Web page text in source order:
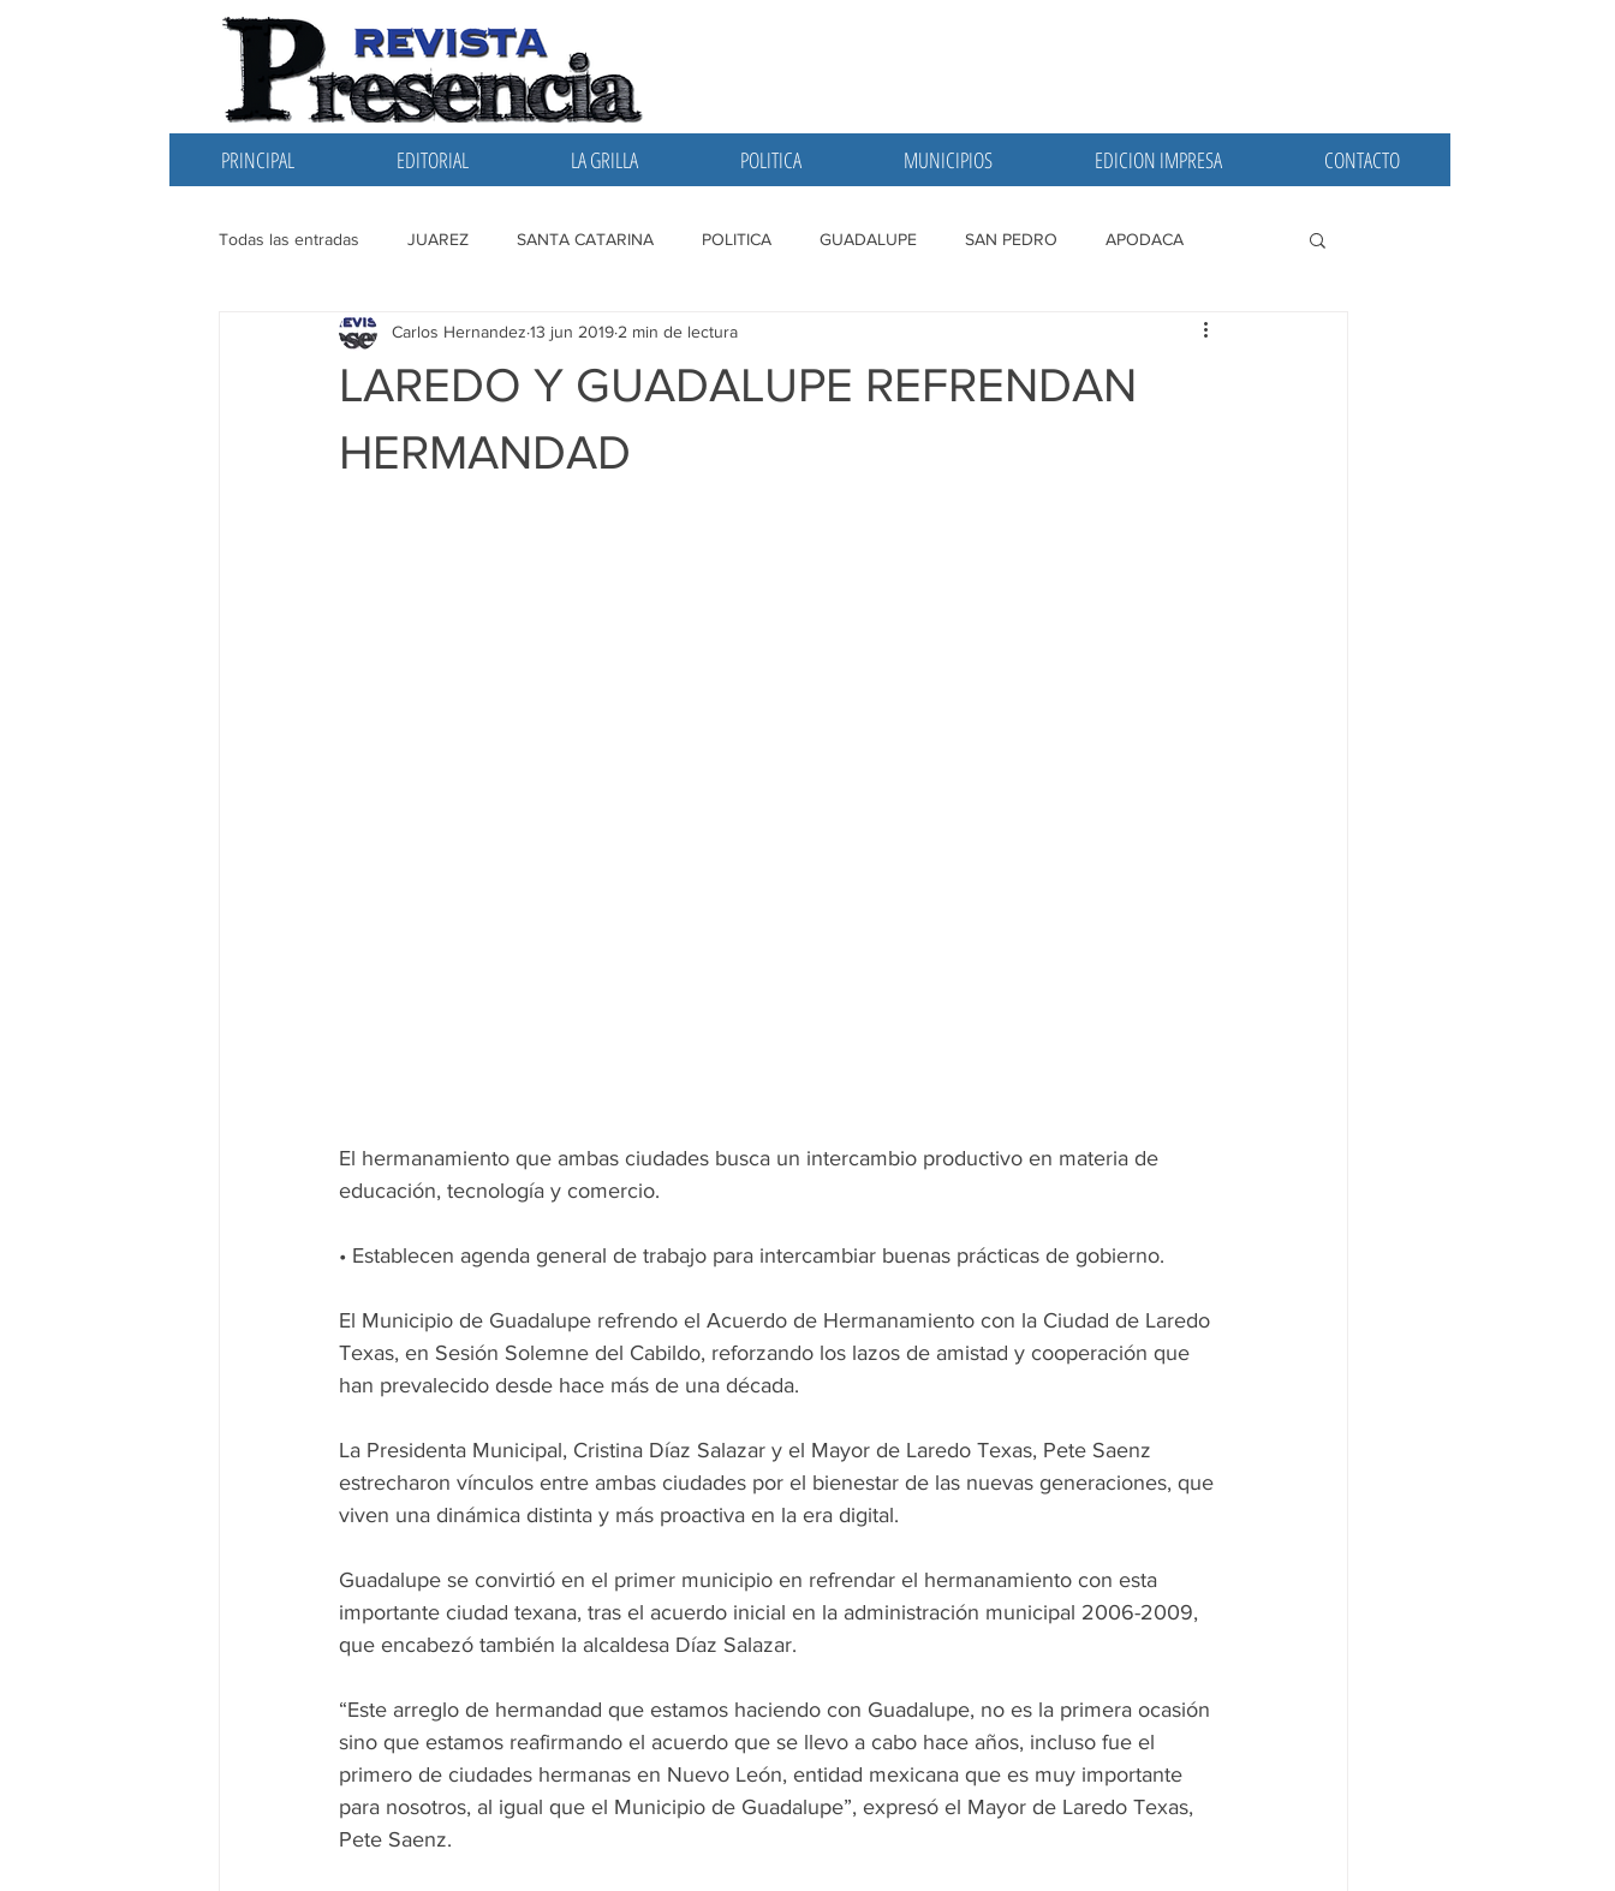
PRINCIPAL EDITORIAL LA GRILLA POLITICA MUNICIPIOS EDICION IMPRESA CONTACTO
Todas las entradas JUAREZ SANTA CATARINA POLITICA GUADALUPE SAN PEDRO APODACA
EDITORIAL SANTIAGO LA GRILLA SAN NICOLAS
LAREDO Y GUADALUPE REFRENDAN
HERMANDAD
Carlos Hernandez 13 jun 2019 2 min de lectura
El hermanamiento que ambas ciudades busca un intercambio productivo en materia de
educación, tecnología y comercio.
• Establecen agenda general de trabajo para intercambiar buenas prácticas de gobierno.
El Municipio de Guadalupe refrendo el Acuerdo de Hermanamiento con la Ciudad de Laredo
Texas, en Sesión Solemne del Cabildo, reforzando los lazos de amistad y cooperación que
han prevalecido desde hace más de una década.
La Presidenta Municipal, Cristina Díaz Salazar y el Mayor de Laredo Texas, Pete Saenz
estrecharon vínculos entre ambas ciudades por el bienestar de las nuevas generaciones, que
viven una dinámica distinta y más proactiva en la era digital.
Guadalupe se convirtió en el primer municipio en refrendar el hermanamiento con esta
importante ciudad texana, tras el acuerdo inicial en la administración municipal 2006-2009,
que encabezó también la alcaldesa Díaz Salazar.
“Este arreglo de hermandad que estamos haciendo con Guadalupe, no es la primera ocasión
sino que estamos reafirmando el acuerdo que se llevo a cabo hace años, incluso fue el
primero de ciudades hermanas en Nuevo León, entidad mexicana que es muy importante
para nosotros, al igual que el Municipio de Guadalupe”, expresó el Mayor de Laredo Texas,
Pete Saenz.